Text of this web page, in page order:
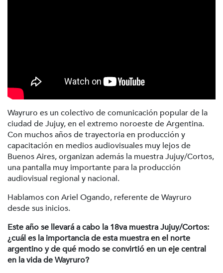
Wayruro es un colectivo de comunicación popular de la
ciudad de Jujuy, en el extremo noroeste de Argentina.
Con muchos años de trayectoria en producción y
capacitación en medios audiovisuales muy lejos de
Buenos Aires, organizan además la muestra Jujuy/Cortos,
una pantalla muy importante para la producción
audiovisual regional y nacional.
Hablamos con Ariel Ogando, referente de Wayruro
desde sus inicios.
Este año se llevará a cabo la 18va muestra Jujuy/Cortos:
¿cuál es la importancia de esta muestra en el norte
argentino y de qué modo se convirtió en un eje central
en la vida de Wayruro?